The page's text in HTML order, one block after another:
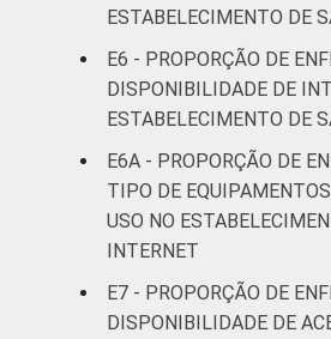
ESTABELECIMENTO DE
E6 - PROPORÇÃO DE
DISPONIBILIDADE DE
ESTABELECIMENTO DE
E6A - PROPORÇÃO DE
TIPO DE
USO NO
INTERNET
E7 - PROPORÇÃO DE
DISPONIBILIDADE DE